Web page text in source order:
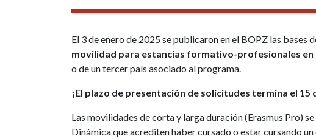
El 3 de enero de 2025 se publicaron en el BOPZ las bases
movilidad para estancias formativo-profesionales en
o de un tercer país asociado al programa.
¡El plazo de presentación de solicitudes termina el 15
Las movilidades de corta y larga duración (Erasmus Pro)
Dinámica que acrediten haber cursado o estar cursando